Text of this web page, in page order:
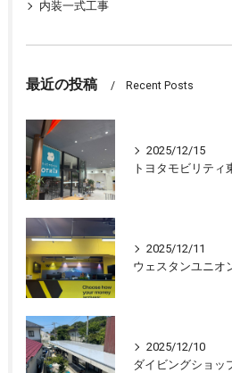
内装一式工事
最近の投稿 Recent Posts
2025/12/15
トヨタモビリティ
2025/12/11
ウェスタンユニオ
2025/12/10
ダイビングショッ